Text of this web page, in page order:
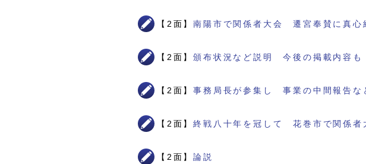
【2面】南陽市で関係者大会 遷宮奉賛に真
【2面】頒布状況など説明 今後の掲載内容
【2面】事務局長が参集し 事業の中間報告
【2面】終戦八十年を冠して 花巻市で関係
【2面】論説